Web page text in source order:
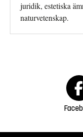
juridik, estetiska
naturvetenskap.